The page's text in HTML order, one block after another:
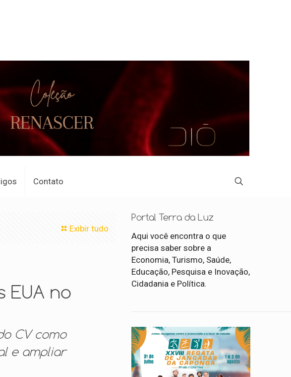
Contato
Exibir tudo
no
CV como
e ampliar
Portal Terra da Luz
Aqui você encontra o que
precisa saber sobre a
Economia, Turismo, Saúde,
Educação, Pesquisa e Inovação,
Cidadania e Política.